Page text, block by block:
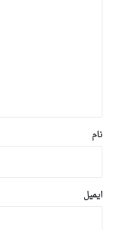
نام
ایمیل